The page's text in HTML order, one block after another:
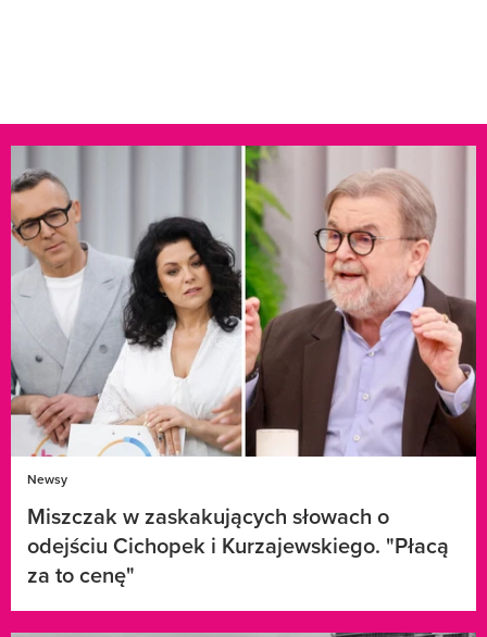
Newsy
Miszczak w zaskakujących słowach o
odejściu Cichopek i Kurzajewskiego. "Płacą
za to cenę"